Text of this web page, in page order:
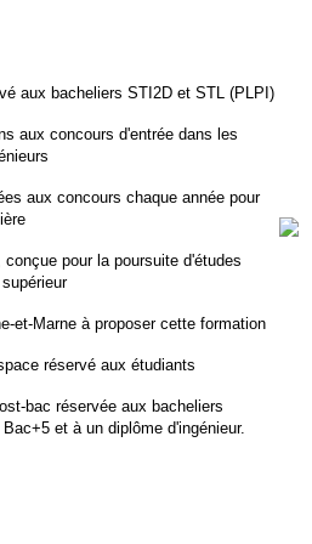
aux bacheliers STI2D et STL (PLPI)
aux concours d'entrée dans les
aux concours chaque année pour
conçue pour la poursuite d'études
et-Marne à proposer cette formation
réservé aux étudiants
bac réservée aux bacheliers
et à un diplôme d'ingénieur.